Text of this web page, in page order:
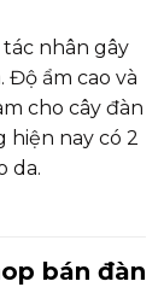
nhân gây
ẩm cao và
cho cây đàn
nay có 2
da.
bán đàn